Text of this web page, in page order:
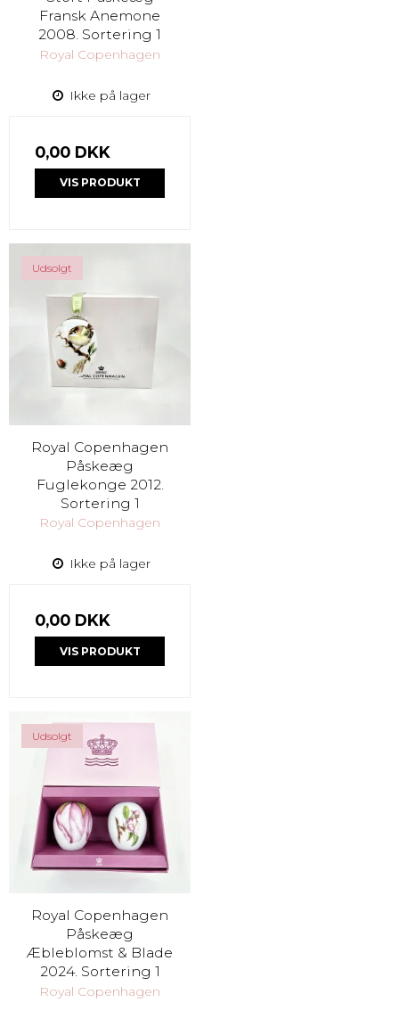
Fransk Anemone
2008. Sortering 1
Royal Copenhagen
Ikke på lager
0,00 DKK
VIS PRODUKT
Udsolgt
Royal Copenhagen
Påskeæg
Fuglekonge 2012.
Sortering 1
Royal Copenhagen
Ikke på lager
0,00 DKK
VIS PRODUKT
Udsolgt
Royal Copenhagen
Påskeæg
Æbleblomst & Blade
2024. Sortering 1
Royal Copenhagen